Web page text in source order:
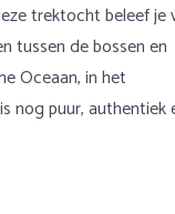
trektocht beleef je
tussen de bossen en
Oceaan, in het
nog puur, authentiek